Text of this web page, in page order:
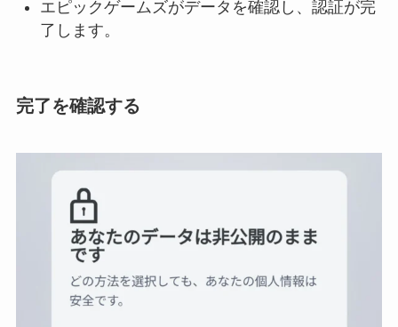
エピックゲームズがデータを確認し、認証が完
了します。
完了を確認する